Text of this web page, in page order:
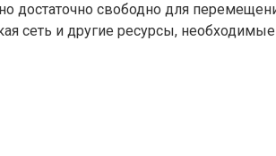
достаточно свободно для
сеть и другие ресурсы,